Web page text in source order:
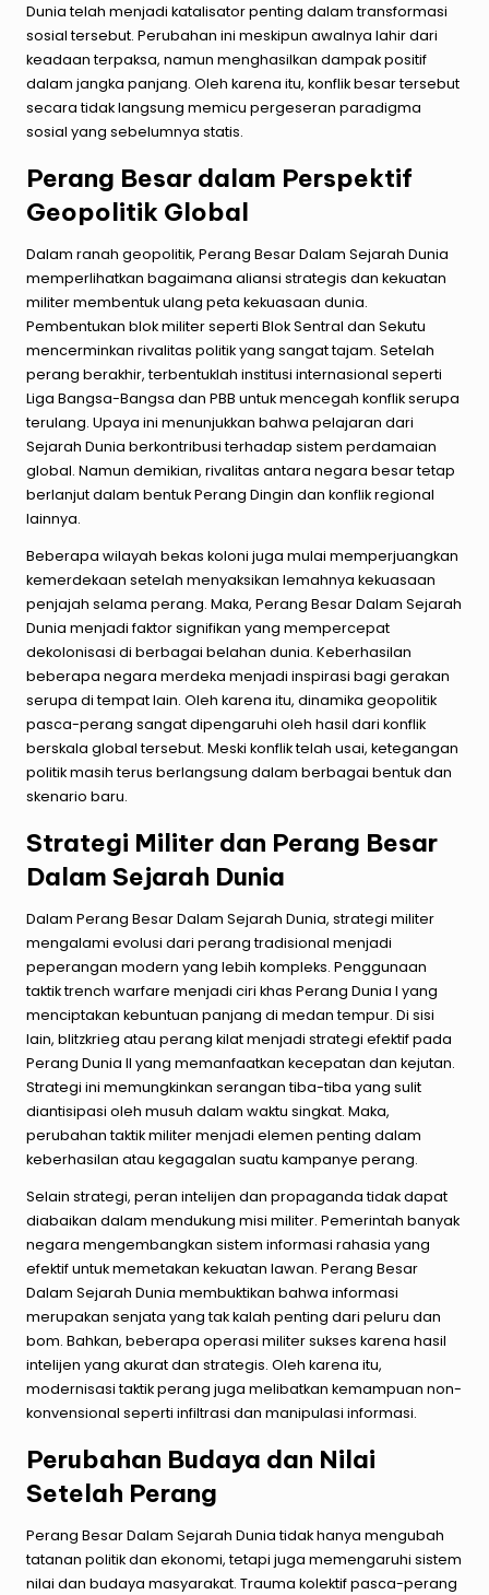
Dunia telah menjadi katalisator penting dalam transformasi
sosial tersebut. Perubahan ini meskipun awalnya lahir dari
keadaan terpaksa, namun menghasilkan dampak positif
dalam jangka panjang. Oleh karena itu, konflik besar tersebut
secara tidak langsung memicu pergeseran paradigma
sosial yang sebelumnya statis.
Perang Besar dalam Perspektif
Geopolitik Global
Dalam ranah geopolitik, Perang Besar Dalam Sejarah Dunia
memperlihatkan bagaimana aliansi strategis dan kekuatan
militer membentuk ulang peta kekuasaan dunia.
Pembentukan blok militer seperti Blok Sentral dan Sekutu
mencerminkan rivalitas politik yang sangat tajam. Setelah
perang berakhir, terbentuklah institusi internasional seperti
Liga Bangsa-Bangsa dan PBB untuk mencegah konflik serupa
terulang. Upaya ini menunjukkan bahwa pelajaran dari
Sejarah Dunia berkontribusi terhadap sistem perdamaian
global. Namun demikian, rivalitas antara negara besar tetap
berlanjut dalam bentuk Perang Dingin dan konflik regional
lainnya.
Beberapa wilayah bekas koloni juga mulai memperjuangkan
kemerdekaan setelah menyaksikan lemahnya kekuasaan
penjajah selama perang. Maka, Perang Besar Dalam Sejarah
Dunia menjadi faktor signifikan yang mempercepat
dekolonisasi di berbagai belahan dunia. Keberhasilan
beberapa negara merdeka menjadi inspirasi bagi gerakan
serupa di tempat lain. Oleh karena itu, dinamika geopolitik
pasca-perang sangat dipengaruhi oleh hasil dari konflik
berskala global tersebut. Meski konflik telah usai, ketegangan
politik masih terus berlangsung dalam berbagai bentuk dan
skenario baru.
Strategi Militer dan Perang Besar
Dalam Sejarah Dunia
Dalam Perang Besar Dalam Sejarah Dunia, strategi militer
mengalami evolusi dari perang tradisional menjadi
peperangan modern yang lebih kompleks. Penggunaan
taktik trench warfare menjadi ciri khas Perang Dunia I yang
menciptakan kebuntuan panjang di medan tempur. Di sisi
lain, blitzkrieg atau perang kilat menjadi strategi efektif pada
Perang Dunia II yang memanfaatkan kecepatan dan kejutan.
Strategi ini memungkinkan serangan tiba-tiba yang sulit
diantisipasi oleh musuh dalam waktu singkat. Maka,
perubahan taktik militer menjadi elemen penting dalam
keberhasilan atau kegagalan suatu kampanye perang.
Selain strategi, peran intelijen dan propaganda tidak dapat
diabaikan dalam mendukung misi militer. Pemerintah banyak
negara mengembangkan sistem informasi rahasia yang
efektif untuk memetakan kekuatan lawan. Perang Besar
Dalam Sejarah Dunia membuktikan bahwa informasi
merupakan senjata yang tak kalah penting dari peluru dan
bom. Bahkan, beberapa operasi militer sukses karena hasil
intelijen yang akurat dan strategis. Oleh karena itu,
modernisasi taktik perang juga melibatkan kemampuan non-
konvensional seperti infiltrasi dan manipulasi informasi.
Perubahan Budaya dan Nilai
Setelah Perang
Perang Besar Dalam Sejarah Dunia tidak hanya mengubah
tatanan politik dan ekonomi, tetapi juga memengaruhi sistem
nilai dan budaya masyarakat. Trauma kolektif pasca-perang